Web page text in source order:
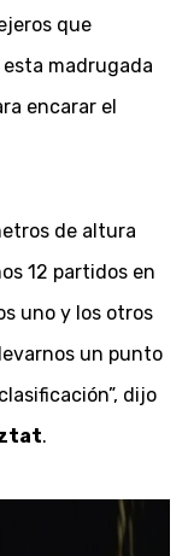
que
madrugada
encarar el
de altura
12 partidos en
uno y los otros
un punto
dijo
.